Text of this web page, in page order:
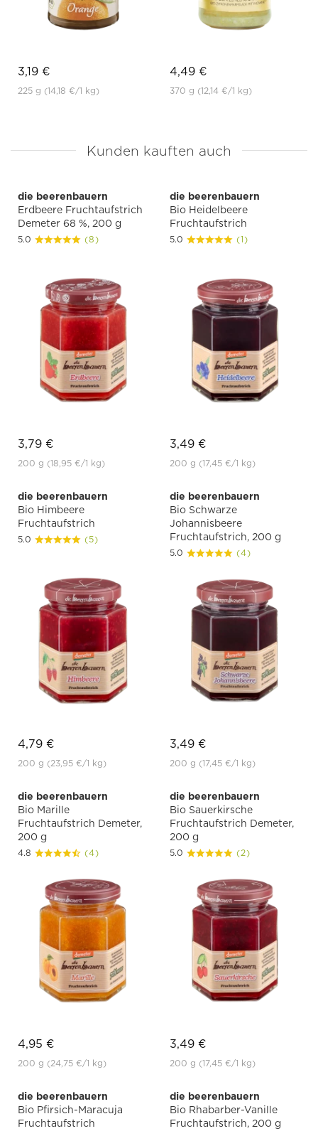
3,19 €
225 g (14,18 €/1 kg)
4,49 €
370 g (12,14 €/1 kg)
Kunden kauften auch
die beerenbauern
Erdbeere Fruchtaufstrich
Demeter 68 %, 200 g
5.0 (8)
3,79 €
200 g (18,95 €/1 kg)
die beerenbauern
Bio Heidelbeere
Fruchtaufstrich
5.0 (1)
3,49 €
200 g (17,45 €/1 kg)
die beerenbauern
Bio Himbeere
Fruchtaufstrich
5.0 (5)
4,79 €
200 g (23,95 €/1 kg)
die beerenbauern
Bio Schwarze
Johannisbeere
Fruchtaufstrich, 200 g
5.0 (4)
3,49 €
200 g (17,45 €/1 kg)
die beerenbauern
Bio Marille
Fruchtaufstrich Demeter,
200 g
4.8 (4)
4,95 €
200 g (24,75 €/1 kg)
die beerenbauern
Bio Sauerkirsche
Fruchtaufstrich Demeter,
200 g
5.0 (2)
3,49 €
200 g (17,45 €/1 kg)
die beerenbauern
Bio Pfirsich-Maracuja
Fruchtaufstrich
die beerenbauern
Bio Rhabarber-Vanille
Fruchtaufstrich, 200 g